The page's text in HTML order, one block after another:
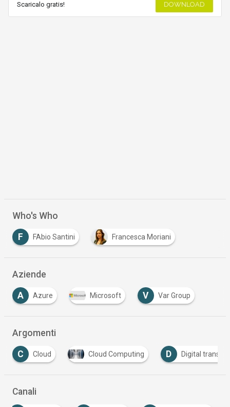
Scaricalo gratis! DOWNLOAD
Who's Who
F FAbio Santini Francesca Moriani
Aziende
A Azure Microsoft V Var Group
Argomenti
C Cloud Cloud Computing D Digital
Canali